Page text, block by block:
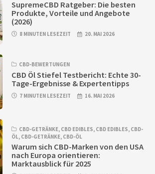
SupremeCBD Ratgeber: Die besten
Produkte, Vorteile und Angebote
(2026)
8 MINUTEN LESEZEIT 20. MAI 2026
CBD-BEWERTUNGEN
CBD Öl Stiefel Testbericht: Echte 30-
Tage-Ergebnisse & Expertentipps
7 MINUTEN LESEZEIT 16. MAI 2026
CBD-GETRÄNKE, CBD EDIBLES, CBD EDIBLES, CBD-
ÖL, CBD-GETRÄNKE, CBD-ÖL
Warum sich CBD-Marken von den USA
nach Europa orientieren:
Marktausblick für 2025